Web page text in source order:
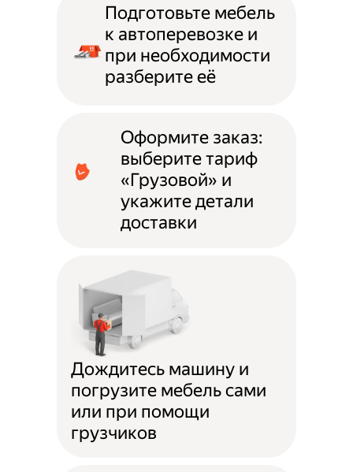
Подготовьте мебель
к автоперевозке и
при необходимости
разберите её
Оформите заказ:
выберите тариф
«Грузовой» и
укажите детали
доставки
Дождитесь машину и
погрузите мебель сами
или при помощи
грузчиков